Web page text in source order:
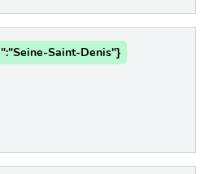
Saint-Denis"}